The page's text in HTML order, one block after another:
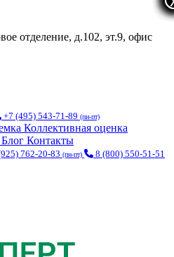
отделение, д.102, эт.9, офис
+7 (495) 543-71-89 (пн-пт)
Коллективная оценка
Блог Контакты
762-20-83 (пн-пт) 8 (800) 550-51-51